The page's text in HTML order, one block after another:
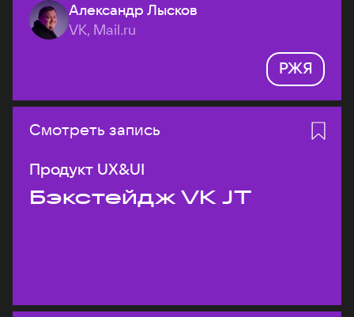
Александр Лысков
VK, Mail.ru
РЖЯ
Смотреть запись
Продукт UX&UI
Бэкстейдж VK JT